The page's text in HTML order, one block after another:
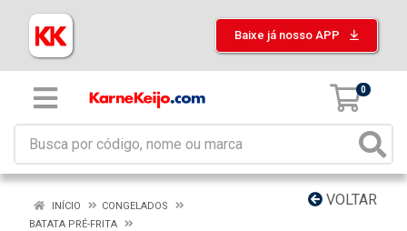
Baixe já nosso APP
0
VOLTAR
INÍCIO
CONGELADOS
BATATA PRÉ-FRITA